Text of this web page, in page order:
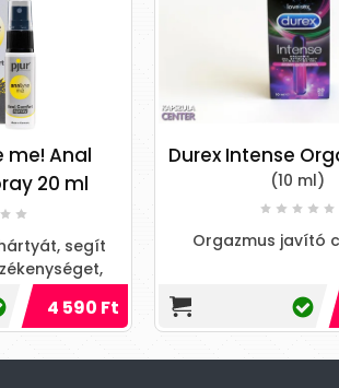
Ft
Durex Intense Orgasmic gel
Orgazmus javító cseppek.
4 490 Ft